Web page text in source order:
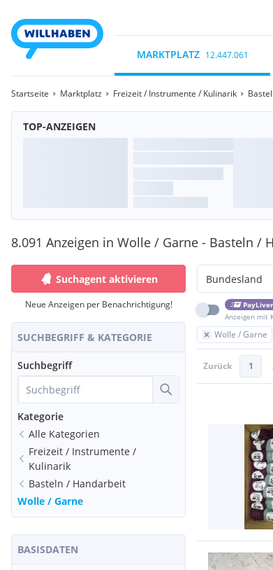
MARKTPLATZ 12.447.061
Startseite Marktplatz Freizeit / Instrumente / Kulinarik
TOP-ANZEIGEN
8.091 Anzeigen in Wolle / Garne - Basteln /
Suchagent aktivieren
Neue Anzeigen per Benachrichtigung!
SUCHBEGRIFF & KATEGORIE
Suchbegriff
Kategorie
Alle Kategorien
Freizeit / Instrumente /
Kulinarik
Basteln / Handarbeit
Wolle / Garne
BASISDATEN
Bundesland
Anzeigen mit
Wolle / Garne
Zurück 1